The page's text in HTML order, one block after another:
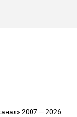
2007 — 2026.